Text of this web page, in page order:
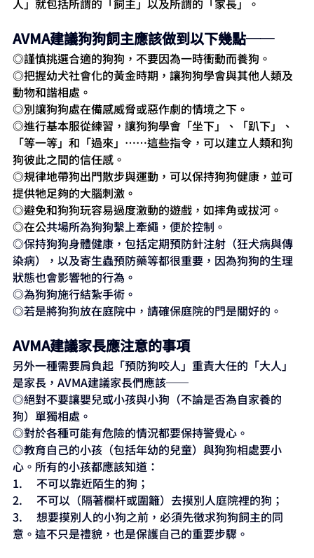
人」就包括所謂的「飼主」以及所謂的「家長」。
AVMA建議狗狗飼主應該做到以下幾點──
◎謹慎挑選合適的狗狗，不要因為一時衝動而養狗。
◎把握幼犬社會化的黃金時期，讓狗狗學會與其他人類及
動物和諧相處。
◎別讓狗狗處在備感威脅或惡作劇的情境之下。
◎進行基本服從練習，讓狗狗學會「坐下」、「趴下」、
「等一等」和「過來」……這些指令，可以建立人類和狗
狗彼此之間的信任感。
◎規律地帶狗出門散步與運動，可以保持狗狗健康，並可
提供牠足夠的大腦刺激。
◎避免和狗狗玩容易過度激動的遊戲，如摔角或拔河。
◎在公共場所為狗狗繫上牽繩，便於控制。
◎保持狗狗身體健康，包括定期預防針注射（狂犬病與傳
染病），以及寄生蟲預防藥等都很重要，因為狗狗的生理
狀態也會影響牠的行為。
◎為狗狗施行結紮手術。
◎若是將狗狗放在庭院中，請確保庭院的門是關好的。
AVMA建議家長應注意的事項
另外一種需要肩負起「預防狗咬人」重責大任的「大人」
是家長，AVMA建議家長們應該──
◎絕對不要讓嬰兒或小孩與小狗（不論是否為自家養的
狗）單獨相處。
◎對於各種可能有危險的情況都要保持警覺心。
◎教育自己的小孩（包括年幼的兒童）與狗狗相處要小
心。所有的小孩都應該知道：
1.     不可以靠近陌生的狗；
2.     不可以（隔著欄杆或圍籬）去摸別人庭院裡的狗；
3.     想要摸別人的小狗之前，必須先徵求狗狗飼主的同
意。這不只是禮貌，也是保護自己的重要步驟。